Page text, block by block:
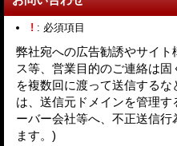
! : 必須項目
弊社宛への広告勧誘やサイ
ス等、営業目的のご連絡は
を複数回に渡って送信する
は、送信元ドメインを管理
ーバー会社等へ、不正送信
ます。)